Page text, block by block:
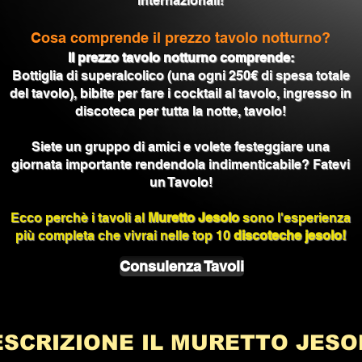
Cosa comprende il prezzo tavolo notturno?
Il prezzo tavolo notturno comprende:
Bottiglia di superalcolico (una ogni 250€ di spesa totale
del tavolo), bibite per fare icocktail al tavolo, ingresso in
discoteca per tutta la notte, tavolo!
Siete un gruppo di amici e volete festeggiare una
giornata importante rendendola indimenticabile? Fatevi
un Tavolo!
Ecco perchè i tavoli al Muretto Jesolosono l'esperienza
più completa che vivrai nelle top 10discoteche jesolo!
Consulenza Tavoli
IL MURETTO